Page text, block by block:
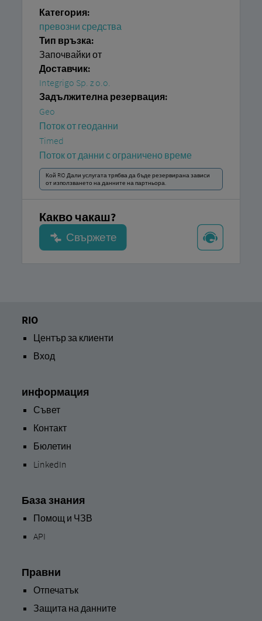
Категория:
превозни средства
Тип връзка:
Започвайки от
Доставчик:
Integrigo Sp. z o.o.
Задължителна резервация:
Geo
Поток от геоданни
Timed
Поток от данни с ограничено време
Кой RIO Дали услугата трябва да бъде резервирана зависи
от използването на данните на партньора.
Какво чакаш?
RIO
Център за клиенти
Вход
информация
Съвет
Контакт
Бюлетин
LinkedIn
База знания
Помощ и ЧЗВ
API
Правни
Отпечатък
Защита на данните